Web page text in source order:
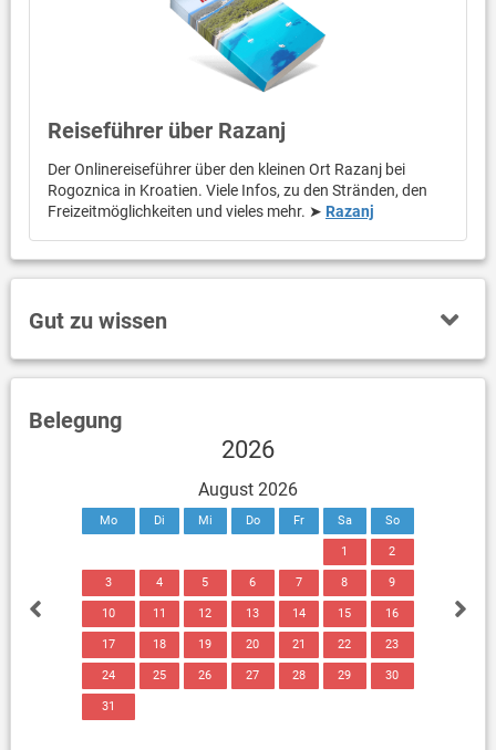
Reiseführer über Razanj
Der Onlinereiseführer über den kleinen Ort Razanj bei
Rogoznica in Kroatien. Viele Infos, zu den Stränden, den
Freizeitmöglichkeiten und vieles mehr. ➤ Razanj
Gut zu wissen
Belegung
2026
August 2026
Mo Di Mi Do Fr Sa So
1 2
3 4 5 6 7 8 9
10 11 12 13 14 15 16
17 18 19 20 21 22 23
24 25 26 27 28 29 30
31